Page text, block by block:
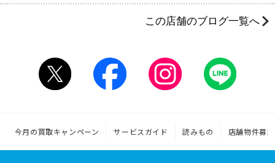
この店舗のブログ一覧へ
今月の買取キャンペーン サービスガイド 読みもの 店舗物件募集